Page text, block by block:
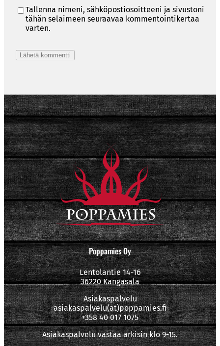
Tallenna nimeni, sähköpostiosoitteeni ja sivustoni
tähän selaimeen seuraavaa kommentointikertaa
varten.
Poppamies Oy
Lentolantie 14-16
36220 Kangasala
Asiakaspalvelu
asiakaspalvelu(at)poppamies.fi
+358 40 017 1075
Asiakaspalvelu vastaa arkisin klo 9-15.